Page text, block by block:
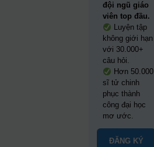
đội ngũ giáo
viên top đầu.
Luyện tập
không giới hạn
với 30.000+
câu hỏi.
Hơn 50.000
sĩ tử chinh
phục thành
công đại học
mơ ước.
ĐĂNG KÝ